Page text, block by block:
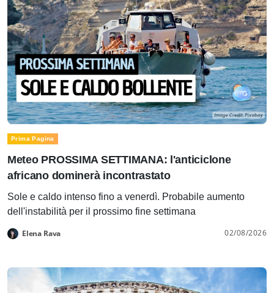
Prima Pagina
Meteo PROSSIMA SETTIMANA: l'anticiclone
africano dominerà incontrastato
Sole e caldo intenso fino a venerdì. Probabile aumento
dell'instabilità per il prossimo fine settimana
Elena Rava 02/08/2026